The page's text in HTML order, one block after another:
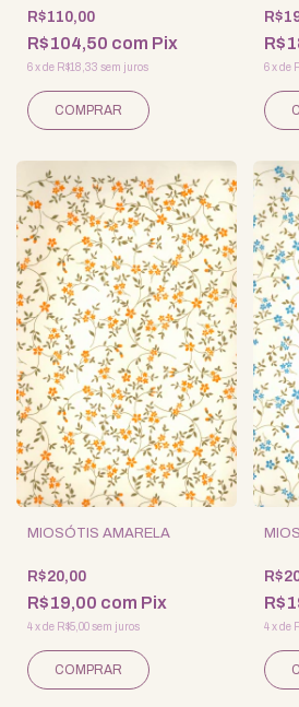
R$110,00
R$104,50 com Pix
6xde R$18,33 sem juros 6 xde
MIOSÓTIS AMARELA
R$20,00
R$19,00 com Pix
4xde R$5,00sem juros 4 xde